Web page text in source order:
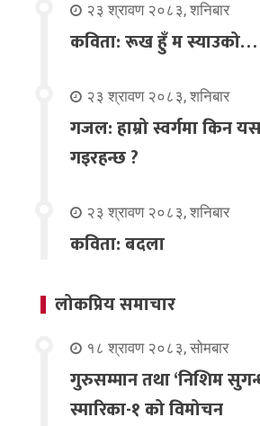
२३ श्रावण २०८३, शनिबार
कविता: रूख हुँ म स्याउको…
२३ श्रावण २०८३, शनिबार
गजल: हाम्रो स्वर्गमा किन
गइरहन्छ ?
२३ श्रावण २०८३, शनिबार
कविता: बदला
लोकप्रिय समाचार
१८ श्रावण २०८३, सोमबार
गुरुसम्मान तथा ‘निशिम
स्मारिका-१ को विमोचन